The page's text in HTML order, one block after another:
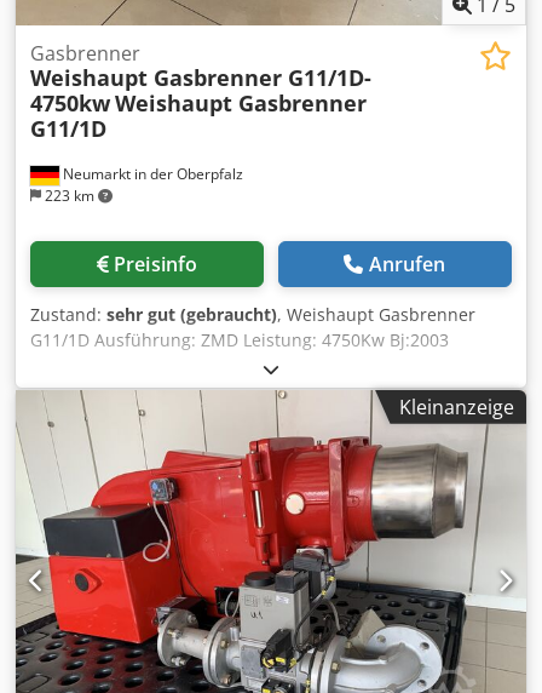
Neumarkt in der Oberpfalz
223 km
Gasbrenner
Weishaupt Gasbrenner G11/1D-
4750kwWeishaupt Gasbrenner
G11/1D
Preisinfo Anrufen
Zustand: sehr gut (gebraucht), Weishaupt Gasbrenner
G11/1D Ausführung: ZMD Leistung: 4750Kw Bj:2003
Besichtigung bitte nur nach telefonische Absprache!
Bevorzugter Verkauf an Händler, Gewerbetreibende oder
Export. Alle Angaben ohne Gewähr, Irrtum und
Zwischenverkauf vorbehalten. Der Verkäufer übernimmt
keine Haftung für Tipp und Datenübermittlungsfehler.
Dsdpfx Akepiqy Uohjkr Selbstverständlich erledigen wir
auch sämtliche Formalitäten Verladung möglich
Kleinanzeige